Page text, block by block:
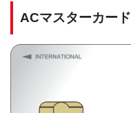
ACマスターカード